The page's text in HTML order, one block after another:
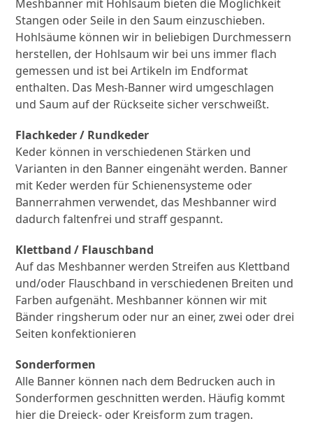
Meshbanner mit Hohlsaum bieten die Möglichkeit
Stangen oder Seile in den Saum einzuschieben.
Hohlsäume können wir in beliebigen Durchmessern
herstellen, der Hohlsaum wir bei uns immer flach
gemessen und ist bei Artikeln im Endformat
enthalten. Das Mesh-Banner wird umgeschlagen
und Saum auf der Rückseite sicher verschweißt.
Flachkeder / Rundkeder
Keder können in verschiedenen Stärken und
Varianten in den Banner eingenäht werden. Banner
mit Keder werden für Schienensysteme oder
Bannerrahmen verwendet, das Meshbanner wird
dadurch faltenfrei und straff gespannt.
Klettband / Flauschband
Auf das Meshbanner werden Streifen aus Klettband
und/oder Flauschband in verschiedenen Breiten und
Farben aufgenäht. Meshbanner können wir mit
Bänder ringsherum oder nur an einer, zwei oder drei
Seiten konfektionieren
Sonderformen
Alle Banner können nach dem Bedrucken auch in
Sonderformen geschnitten werden. Häufig kommt
hier die Dreieck- oder Kreisform zum tragen.